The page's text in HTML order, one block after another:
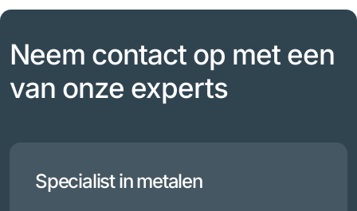
Neem contact op met een
van onze experts
Specialist in metalen